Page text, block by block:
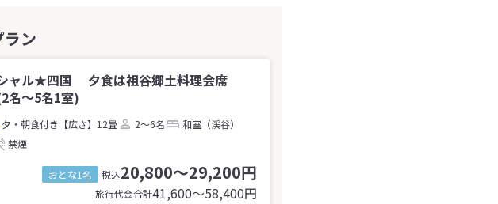
ャル★四国 夕食は祖谷郷土料理会席
名～5名1室)
夕・朝食付き 【広さ】12畳 2～6名
和室（渓谷）
禁煙
おとな1名 税込20,800～29,200円
旅行代金合計41,600〜58,400円